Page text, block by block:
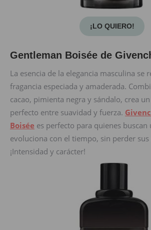
¡LO QUIERO!
Gentleman Boisée de
La esencia de la elegancia masculina se
fragancia especiada y amaderada.
cacao, pimienta negra y sándalo, crea
perfecto entre suavidad y fuerza.
Boisée es perfecto para quienes
evoluciona con el tiempo, sin perder
¡Intensidad y carácter!